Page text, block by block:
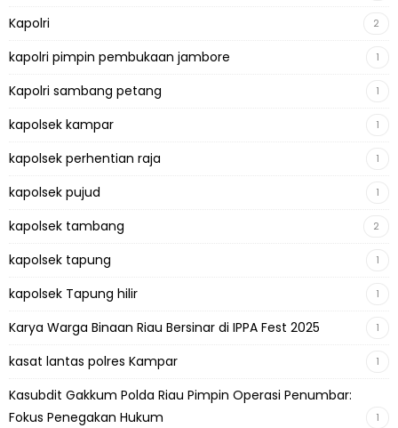
Kapolri 2
kapolri pimpin pembukaan jambore 1
Kapolri sambang petang 1
kapolsek kampar 1
kapolsek perhentian raja 1
kapolsek pujud 1
kapolsek tambang 2
kapolsek tapung 1
kapolsek Tapung hilir 1
Karya Warga Binaan Riau Bersinar di IPPA Fest 2025 1
kasat lantas polres Kampar 1
Kasubdit Gakkum Polda Riau Pimpin Operasi Penumbar:
Fokus Penegakan Hukum
1